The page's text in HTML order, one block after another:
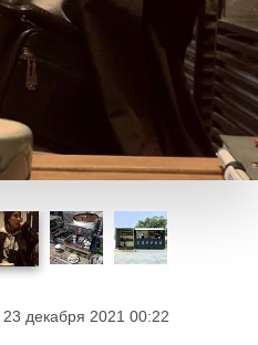
23 декабря 2021 00:22